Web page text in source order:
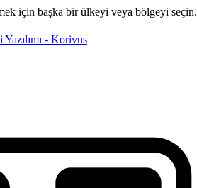
için başka bir ülkeyi veya bölgeyi seçin.